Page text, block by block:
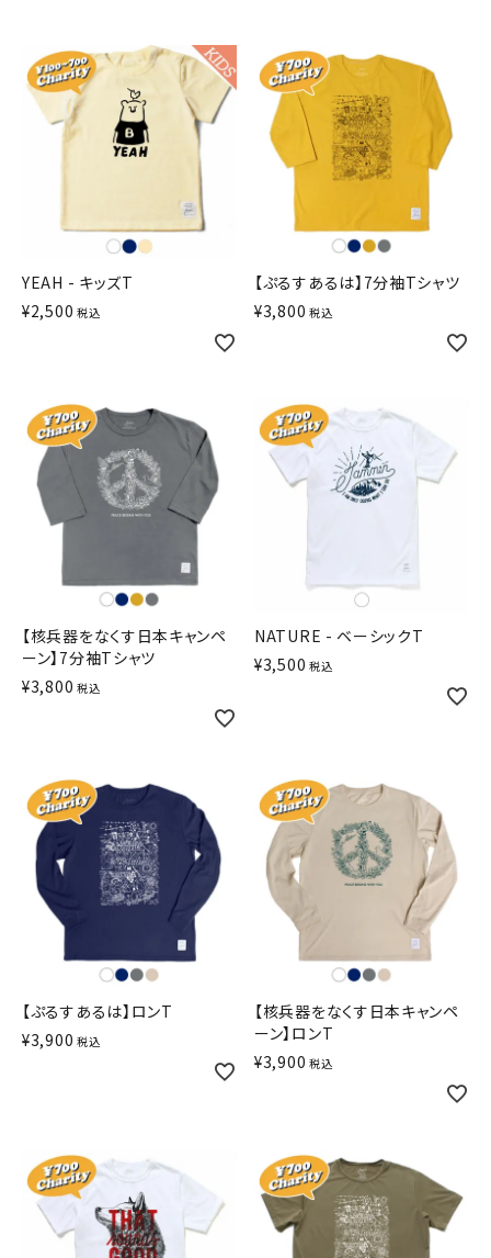
YEAH - キッズT
¥2,500 税込
【ぷるすあるは】7分袖Tシャツ
¥3,800 税込
【核兵器をなくす日本キャンペ
ーン】7分袖Tシャツ
¥3,800 税込
NATURE - ベーシックT
¥3,500 税込
【ぷるすあるは】ロンT
¥3,900 税込
【核兵器をなくす日本キャンペ
ーン】ロンT
¥3,900 税込